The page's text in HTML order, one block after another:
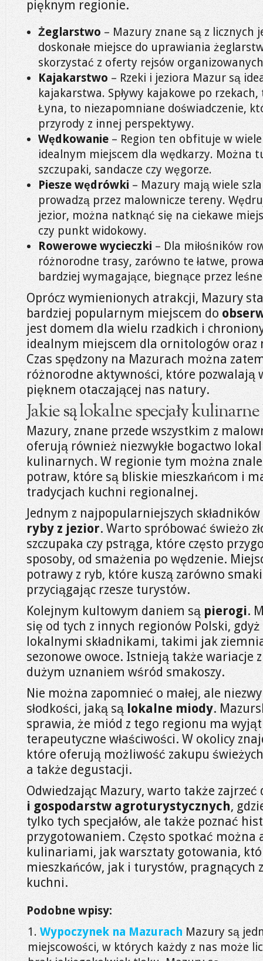
pięknym regionie.
Żeglarstwo – Mazury znane są z licznych
doskonałe miejsce do uprawiania
skorzystać z oferty rejsów
Kajakarstwo – Rzeki i jeziora Mazur są
kajakarstwa. Spływy kajakowe po
Łyna, to niezapomniane doświadczenie,
przyrody z innej perspektywy.
Wędkowanie – Region ten obfituje w
idealnym miejscem dla wędkarzy. Można
szczupaki, sandacze czy węgorze.
Piesze wędrówki – Mazury mają wiele
prowadzą przez malownicze tereny.
jezior, można natknąć się na ciekawe
czy punkt widokowy.
Rowerowe wycieczki – Dla miłośników
różnorodne trasy, zarówno te łatwe,
bardziej wymagające, biegnące przez
Oprócz wymienionych atrakcji, Mazury
bardziej popularnym miejscem do
jest domem dla wielu rzadkich i
idealnym miejscem dla ornitologów oraz
Czas spędzony na Mazurach można
różnorodne aktywności, które pozwalają
pięknem otaczającej nas natury.
Jakie są lokalne specjały
Mazury, znane przede wszystkim z
oferują również niezwykłe bogactwo
kulinarnych. W regionie tym można
potraw, które są bliskie mieszkańcom i
tradycjach kuchni regionalnej.
Jednym z najpopularniejszych
ryby z jezior. Warto spróbować świeżo
szczupaka czy pstrąga, które często
sposoby, od smażenia po wędzenie.
potrawy z ryb, które kuszą zarówno
przyciągając rzesze turystów.
Kolejnym kultowym daniem są pierogi.
się od tych z innych regionów Polski,
lokalnymi składnikami, takimi jak
sezonowe owoce. Istnieją także wariacje
dużym uznaniem wśród smakoszy.
Nie można zapomnieć o małej, ale
słodkości, jaką są lokalne miody.
sprawia, że miód z tego regionu ma
terapeutyczne właściwości. W okolicy
które oferują możliwość zakupu
a także degustacji.
Odwiedzając Mazury, warto także
i gospodarstw agroturystycznych,
tylko tych specjałów, ale także poznać
przygotowaniem. Często spotkać można
kulinariami, jak warsztaty gotowania,
mieszkańców, jak i turystów, pragnących
kuchni.
Podobne wpisy:
Wypoczynek na Mazurach Mazury są
miejscowości, w których każdy z nas może